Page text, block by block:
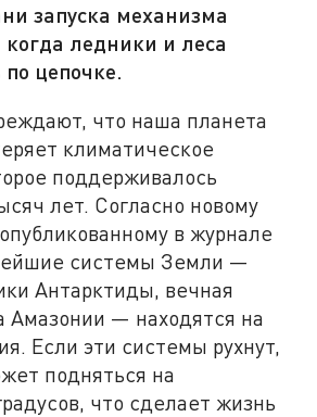
запуска механизма
когда ледники и леса
по цепочке.
что наша планета
климатическое
поддерживалось
лет. Согласно новому
в журнале
системы Земли —
Антарктиды, вечная
Амазонии — находятся на
Если эти системы рухнут,
подняться на
что сделает жизнь